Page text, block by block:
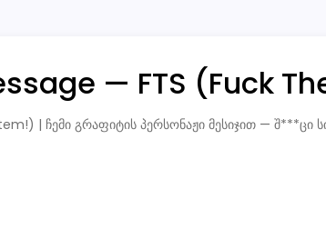
— FTS (Fuck
| ჩემი გრაფიტის პერსონაჟი მესიჯით —